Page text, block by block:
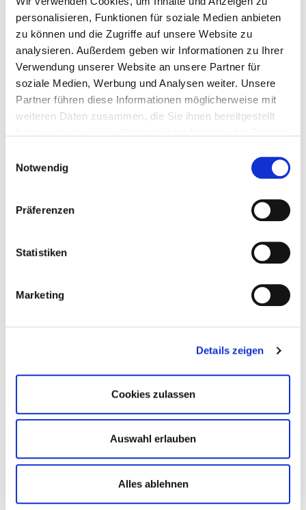
personalisieren, Funktionen für soziale Medien anbieten
zu können und die Zugriffe auf unsere Website zu
analysieren. Außerdem geben wir Informationen zu Ihrer
Verwendung unserer Website an unsere Partner für
soziale Medien, Werbung und Analysen weiter. Unsere
Partner führen diese Informationen möglicherweise mit
weiteren Daten zusammen, die Sie ihnen bereitgestellt
Notwendig
Präferenzen
Statistiken
Marketing
Details zeigen
Cookies zulassen
Auswahl erlauben
Alles ablehnen
Timo Sczuplinski